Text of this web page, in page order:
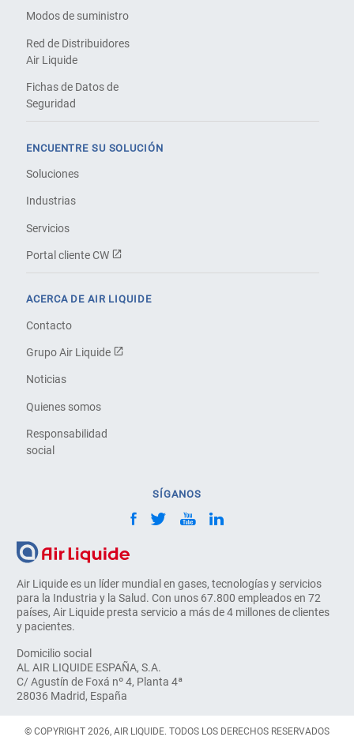
Air Liquide es un líder mundial en gases, tecnologías y servicios
para la Industria y la Salud. Con unos 67.800 empleados en 72
países, Air Liquide presta servicio a más de 4 millones de clientes
y pacientes.
Domicilio social
AL AIR LIQUIDE ESPAÑA, S.A.
C/ Agustín de Foxá nº 4, Planta 4ª
28036 Madrid, España
Modos de suministro
Red de Distribuidores
Air Liquide
Fichas de Datos de
Seguridad
ENCUENTRE SU SOLUCIÓN
Soluciones
Industrias
Servicios
Portal cliente CW
ACERCA DE AIR LIQUIDE
Contacto
Grupo Air Liquide
Noticias
Quienes somos
Responsabilidad
social
SÍGANOS
© COPYRIGHT 2026, AIR LIQUIDE. TODOS LOS DERECHOS RESERVADOS